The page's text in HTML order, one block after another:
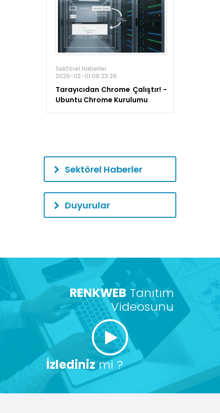
Sektörel Haberler
2026-02-01 06:23:26
Tarayıcıdan Chrome Çalıştır! -
Ubuntu Chrome Kurulumu
Sektörel Haberler
Duyurular
RENKWEBTanıtım
Videosunu
İzledinizmi ?